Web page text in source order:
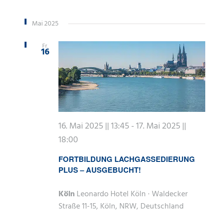
Mai 2025
Fr.
16
FORTBILDUNG LACHGASSEDIERUNG
PLUS – AUSGEBUCHT!
16. Mai 2025 || 13:45-17. Mai 2025 ||
18:00
KölnLeonardo Hotel Köln · Waldecker
Straße 11-15, Köln, NRW, Deutschland